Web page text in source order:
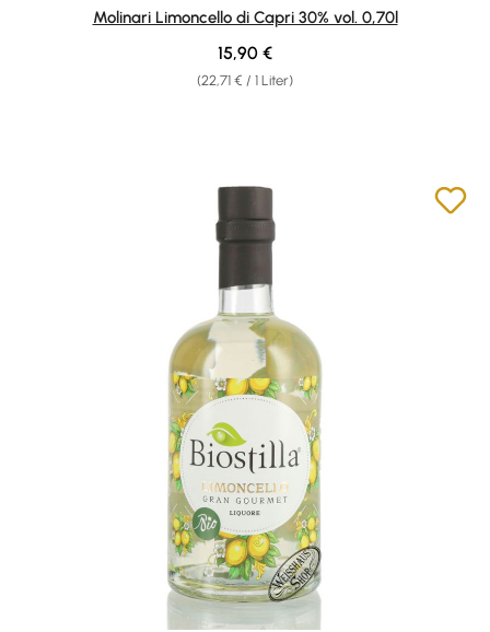
Durchschnittliche Bewertung von 4.84 von 5 Sternen
Molinari Limoncello di Capri 30% vol. 0,70l
(22,71 € / 1 Liter)
Regulärer Preis:
15,90 €